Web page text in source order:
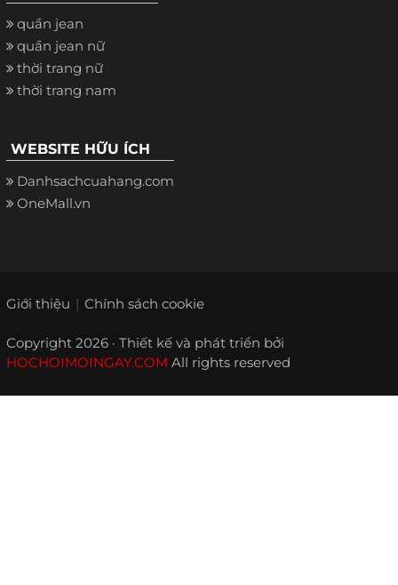
quần jean
quần jean nữ
thời trang nữ
thời trang nam
WEBSITE HỮU ÍCH
Danhsachcuahang.com
OneMall.vn
Giới thiệu Chính sách cookie
Copyright 2026 · Thiết kế và phát triển bởi
HOCHOIMOINGAY.COM All rights reserved